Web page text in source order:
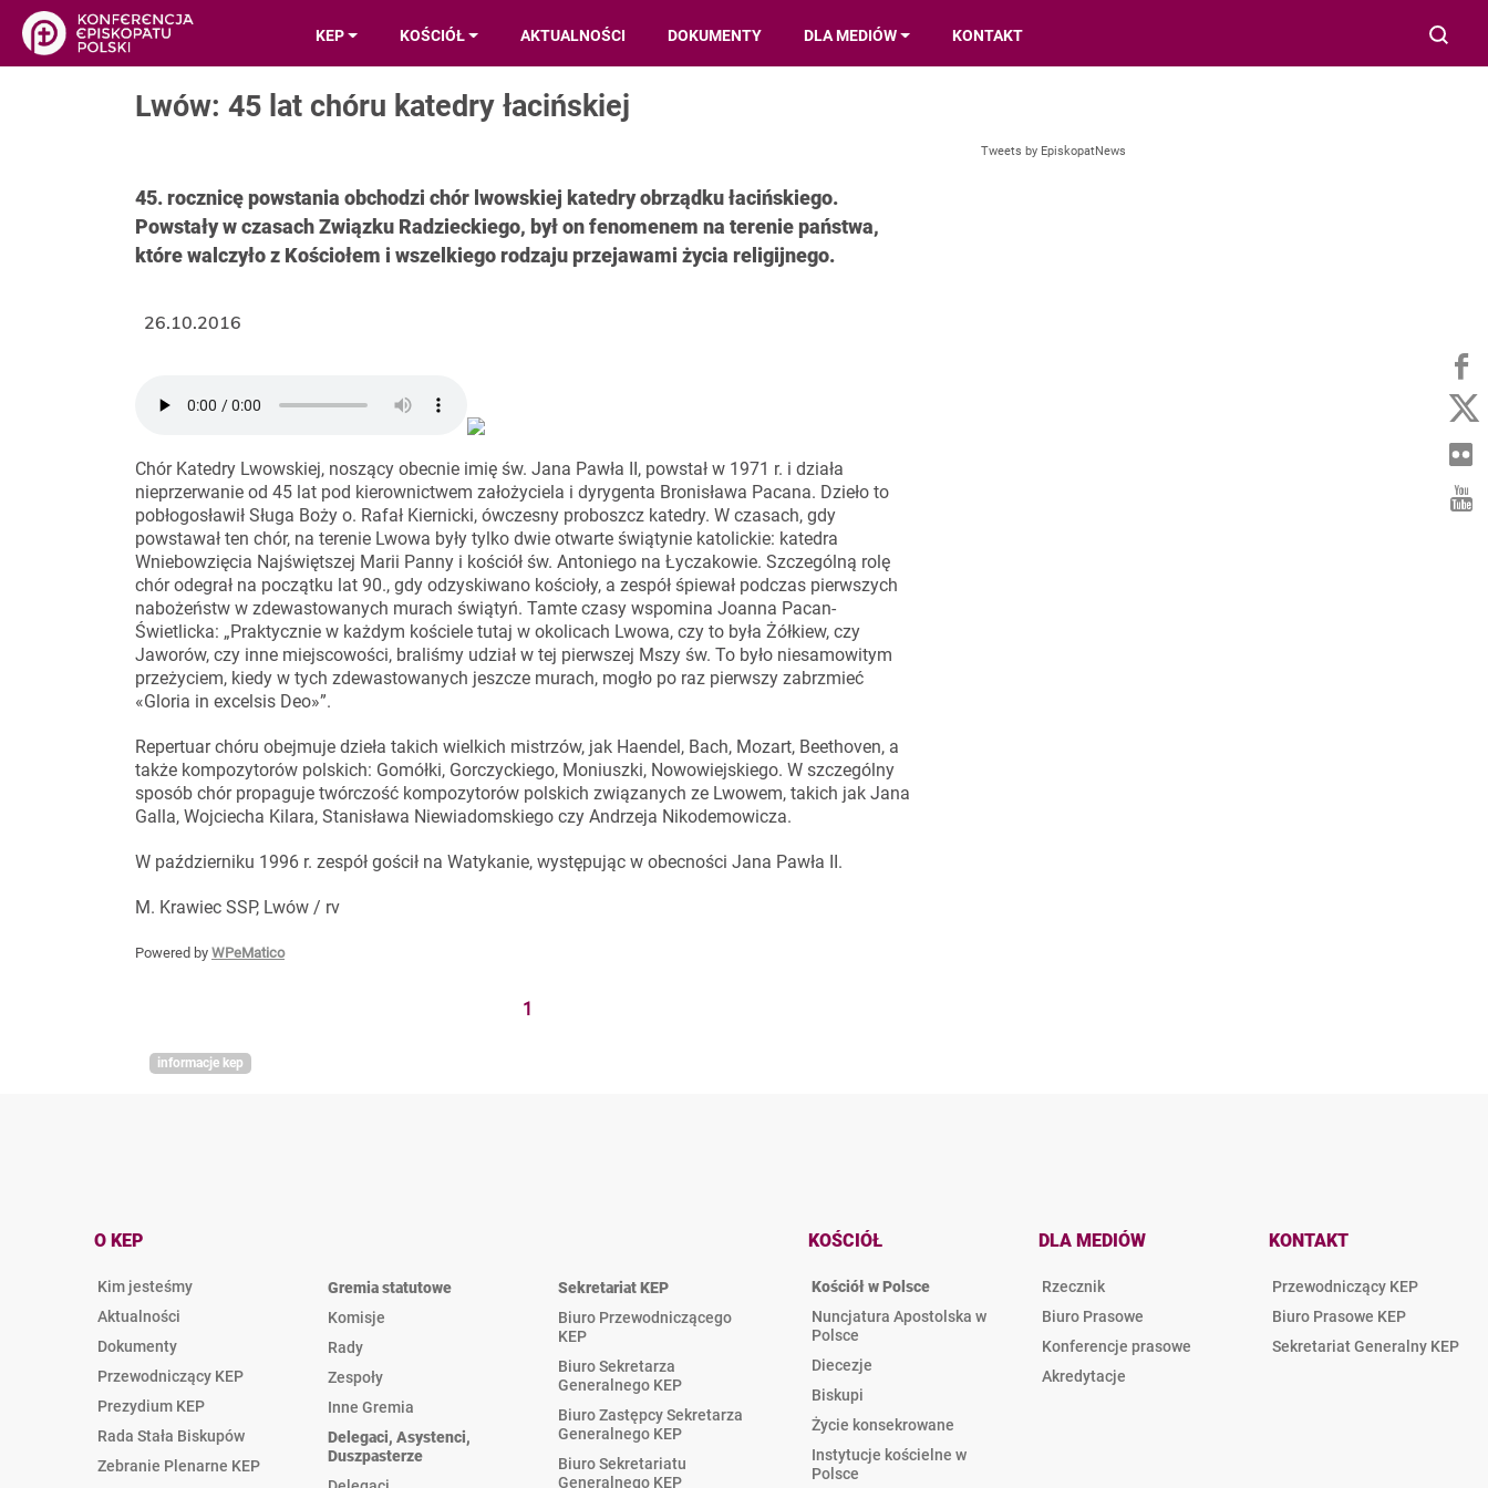
KEP KOŚCIÓŁ AKTUALNOŚCI DOKUMENTY DLA MEDIÓW KONTAKT
Lwów: 45 lat chóru katedry łacińskiej
45. rocznicę powstania obchodzi chór lwowskiej katedry obrządku łacińskiego.
Powstały w czasach Związku Radzieckiego, był on fenomenem na terenie państwa,
które walczyło z Kościołem i wszelkiego rodzaju przejawami życia religijnego.
Chór Katedry Lwowskiej, noszący obecnie imię św. Jana Pawła II, powstał w 1971 r. i działa
nieprzerwanie od 45 lat pod kierownictwem założyciela i dyrygenta Bronisława Pacana. Dzieło to
pobłogosławił Sługa Boży o. Rafał Kiernicki, ówczesny proboszcz katedry. W czasach, gdy
powstawał ten chór, na terenie Lwowa były tylko dwie otwarte świątynie katolickie: katedra
Wniebowzięcia Najświętszej Marii Panny i kościół św. Antoniego na Łyczakowie. Szczególną rolę
chór odegrał na początku lat 90., gdy odzyskiwano kościoły, a zespół śpiewał podczas pierwszych
nabożeństw w zdewastowanych murach świątyń. Tamte czasy wspomina Joanna Pacan-
Świetlicka: „Praktycznie w każdym kościele tutaj w okolicach Lwowa, czy to była Żółkiew, czy
Jaworów, czy inne miejscowości, braliśmy udział w tej pierwszej Mszy św. To było niesamowitym
przeżyciem, kiedy w tych zdewastowanych jeszcze murach, mogło po raz pierwszy zabrzmieć
«Gloria in excelsis Deo»”.
Repertuar chóru obejmuje dzieła takich wielkich mistrzów, jak Haendel, Bach, Mozart, Beethoven, a
także kompozytorów polskich: Gomółki, Gorczyckiego, Moniuszki, Nowowiejskiego. W szczególny
sposób chór propaguje twórczość kompozytorów polskich związanych ze Lwowem, takich jak Jana
Galla, Wojciecha Kilara, Stanisława Niewiadomskiego czy Andrzeja Nikodemowicza.
W październiku 1996 r. zespół gościł na Watykanie, występując w obecności Jana Pawła II.
M. Krawiec SSP, Lwów / rv
Powered by WPeMatico
1
26.10.2016
informacje kep
Tweets by EpiskopatNews
O KEP
Kim jesteśmy
Aktualności
Dokumenty
Przewodniczący KEP
Prezydium KEP
Rada Stała Biskupów
Zebranie Plenarne KEP
Gremia statutowe
Komisje
Rady
Zespoły
Inne Gremia
Delegaci, Asystenci,
Duszpasterze
Sekretariat KEP
Biuro Przewodniczącego
KEP
Biuro Sekretarza
Generalnego KEP
Biuro Zastępcy Sekretarza
Generalnego KEP
Biuro Sekretariatu
Generalnego KEP
KOŚCIÓŁ
Kościół w Polsce
Nuncjatura Apostolska w
Polsce
Diecezje
Biskupi
Życie konsekrowane
Instytucje kościelne w
Polsce
DLA MEDIÓW
Rzecznik
Biuro Prasowe
Konferencje prasowe
Akredytacje
KONTAKT
Przewodniczący KEP
Biuro Prasowe KEP
Sekretariat Generalny KEP